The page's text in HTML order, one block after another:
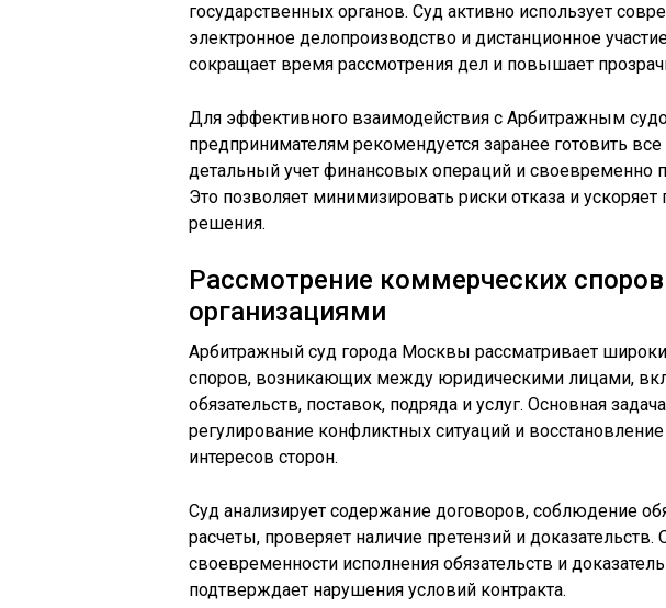
государственных органов. Суд активно использует
электронное делопроизводство и дистанционное
сокращает время рассмотрения дел и повышает
Для эффективного взаимодействия с Арбитражным
предпринимателям рекомендуется заранее готовить все
детальный учет финансовых операций и своевременно
Это позволяет минимизировать риски отказа и
решения.
Рассмотрение коммерческих
организациями
Арбитражный суд города Москвы рассматривает
споров, возникающих между юридическими лицами,
обязательств, поставок, подряда и услуг. Основная
регулирование конфликтных ситуаций и
интересов сторон.
Суд анализирует содержание договоров, соблюдение
расчеты, проверяет наличие претензий и
своевременности исполнения обязательств и
подтверждает нарушения условий контракта.